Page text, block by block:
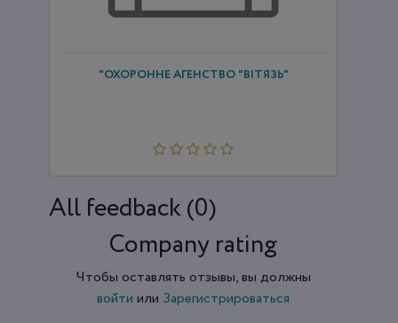
"ОХОРОННЕ АГЕНСТВО "ВІТЯЗЬ"
All feedback (0)
Company rating
Чтобы оставлять отзывы, вы должны
войти или Зарегистрироваться